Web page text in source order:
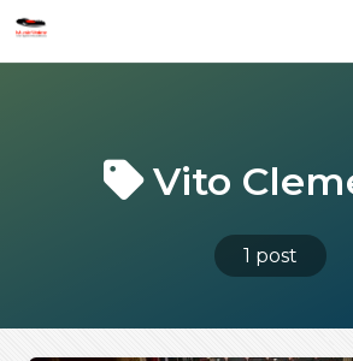
Vito
1 post